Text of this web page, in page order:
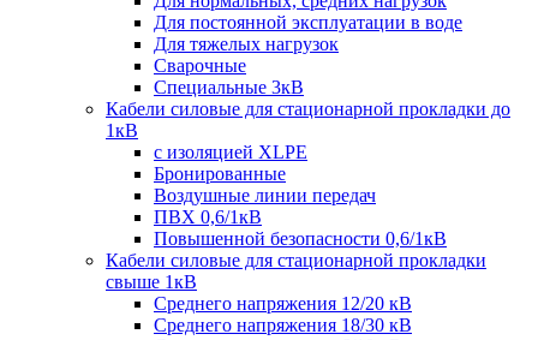
Для постоянной эксплуатации в воде
Для тяжелых нагрузок
Сварочные
Специальные 3кВ
Кабели силовые для стационарной прокладки до
1кВ
c изоляцией XLPE
Бронированные
Воздушные линии передач
ПВХ 0,6/1кВ
Повышенной безопасности 0,6/1кВ
Кабели силовые для стационарной прокладки
свыше 1кВ
Среднего напряжения 12/20 кВ
Среднего напряжения 18/30 кВ